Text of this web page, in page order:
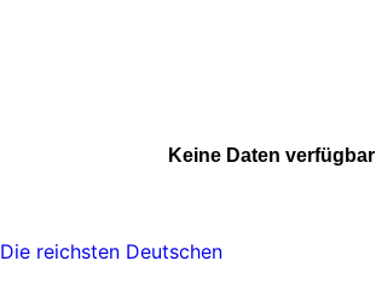
Keine Daten verfügbar
Die reichsten Deutschen